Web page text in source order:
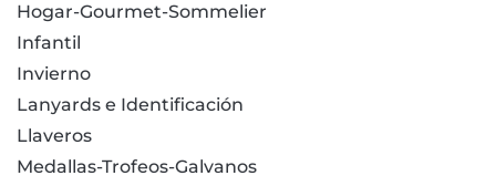
Hogar-Gourmet-Sommelier
Infantil
Invierno
Lanyards e Identificación
Llaveros
Medallas-Trofeos-Galvanos